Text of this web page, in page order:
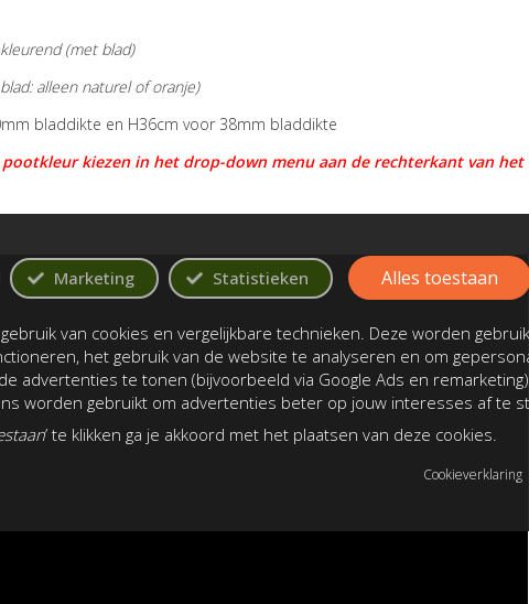
(met blad)
alleen naturel of oranje)
bladdikte en H36cm voor 38mm bladdikte
kiezen in het drop-down menu aan de rechterkant van het
Marketing Statistieken
van cookies en vergelijkbare technieken. Deze worden
het gebruik van de website te analyseren en om
advertenties te tonen (bijvoorbeeld via Google Ads en
worden gebruikt om advertenties beter op jouw interesses af te
’ te klikken ga je akkoord met het plaatsen van deze cookies.
Alles toestaan
Cookieverklaring